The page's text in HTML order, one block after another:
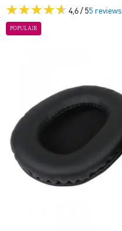
4,6 / 55 reviews
POPULAIR